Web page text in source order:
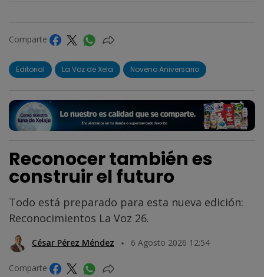
Comparte
Editorial La Voz de Xela Noveno Aniversario
Reconocer también es
construir el futuro
Todo está preparado para esta nueva edición:
Reconocimientos La Voz 26.
César Pérez Méndez 6 Agosto 2026 12:54
Comparte